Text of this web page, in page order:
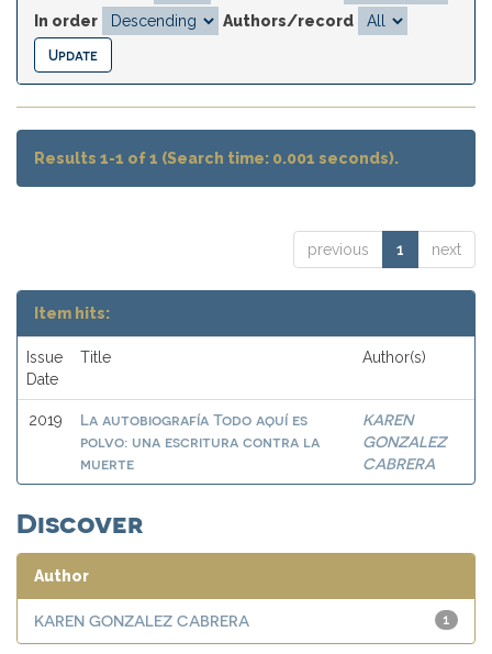
In order
Authors/record
Results 1-1 of 1 (Search time: 0.001 seconds).
previous 1 next
Item hits:
Issue
Date
Title Author(s)
2019
La autobiografía Todo aquí es
polvo: una escritura contra la
muerte
KAREN
GONZALEZ
CABRERA
Discover
Author
1
KAREN GONZALEZ CABRERA